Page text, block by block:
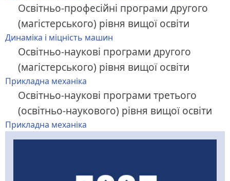
Освітньо-професійні програми другого
(магістерського) рівня вищої освіти
Динаміка і міцність машин
Освітньо-наукові програми другого
(магістерського) рівня вищої освіти
Прикладна механіка
Освітньо-наукові програми третього
(освітньо-наукового) рівня вищої освіти
Прикладна механіка